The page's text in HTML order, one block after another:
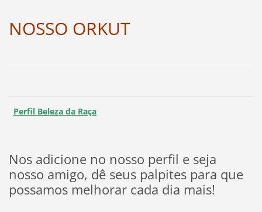
NOSSO ORKUT
Perfil Beleza da Raça
Nos adicione no nosso perfil e seja
nosso amigo, dê seus palpites para que
possamos melhorar cada dia mais!